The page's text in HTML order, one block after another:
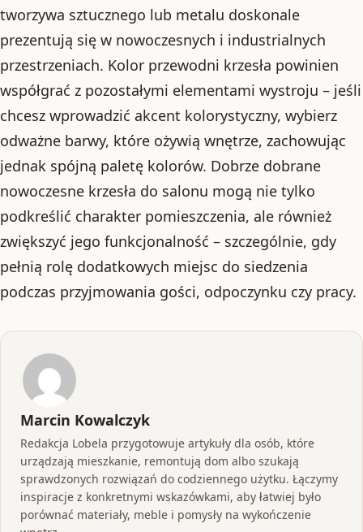
tworzywa sztucznego lub metalu doskonale
prezentują się w nowoczesnych i industrialnych
przestrzeniach. Kolor przewodni krzesła powinien
współgrać z pozostałymi elementami wystroju – jeśli
chcesz wprowadzić akcent kolorystyczny, wybierz
odważne barwy, które ożywią wnętrze, zachowując
jednak spójną paletę kolorów. Dobrze dobrane
nowoczesne krzesła do salonu mogą nie tylko
podkreślić charakter pomieszczenia, ale również
zwiększyć jego funkcjonalność – szczególnie, gdy
pełnią rolę dodatkowych miejsc do siedzenia
podczas przyjmowania gości, odpoczynku czy pracy.
Marcin Kowalczyk
Redakcja Lobela przygotowuje artykuły dla osób, które
urządzają mieszkanie, remontują dom albo szukają
sprawdzonych rozwiązań do codziennego użytku. Łączymy
inspiracje z konkretnymi wskazówkami, aby łatwiej było
porównać materiały, meble i pomysły na wykończenie